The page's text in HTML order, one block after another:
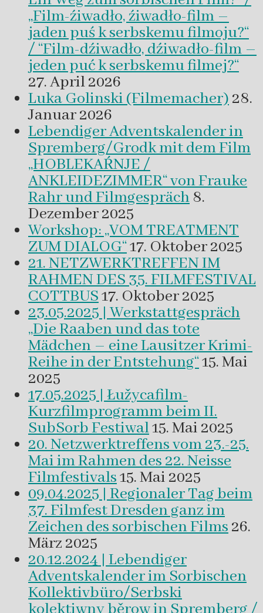
„Film-źiwadło, źiwadło-film –
jaden puś k serbskemu filmoju?“
/ “Film-dźiwadło, dźiwadło-film –
jeden puć k serbskemu filmej?“
27. April 2026
Luka Golinski (Filmemacher) 28.
Januar 2026
Lebendiger Adventskalender in
Spremberg/Grodk mit dem Film
„HOBLEKAŔNJE /
ANKLEIDEZIMMER“ von Frauke
Rahr und Filmgespräch 8.
Dezember 2025
Workshop: „VOM TREATMENT
ZUM DIALOG“17. Oktober 2025
21. NETZWERKTREFFEN IM
RAHMEN DES 35. FILMFESTIVAL
COTTBUS17. Oktober 2025
23.05.2025 | Werkstattgespräch
„Die Raaben und das tote
Mädchen – eine Lausitzer Krimi-
Reihe in der Entstehung“15. Mai
2025
17.05.2025 | Łužycafilm-
Kurzfilmprogramm beim II.
SubSorb Festiwal15. Mai 2025
20. Netzwerktreffens vom 23.-25.
Mai im Rahmen des 22. Neisse
Filmfestivals15. Mai 2025
09.04.2025 | Regionaler Tag beim
37. Filmfest Dresden ganz im
Zeichen des sorbischen Films 26.
März 2025
20.12.2024 | Lebendiger
Adventskalender im Sorbischen
Kollektivbüro/Serbski